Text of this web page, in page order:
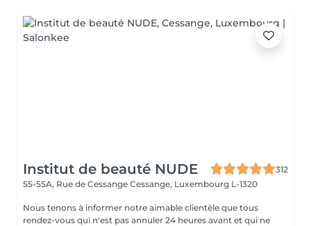
Institut de beauté NUDE
312
55-55A, Rue de Cessange Cessange, Luxembourg L-1320
Nous tenons à informer notre aimable clientèle que tous
rendez-vous qui n'est pas annuler 24 heures avant et qui ne